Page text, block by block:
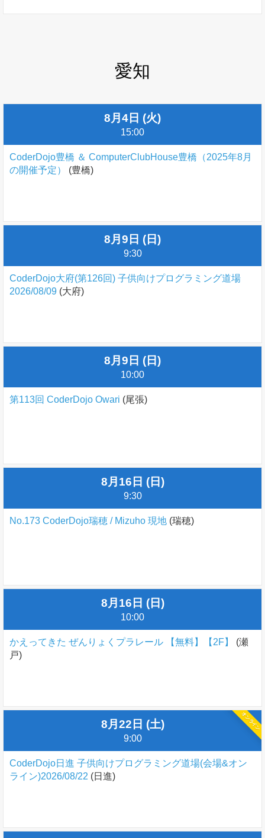
愛知
8月4日 (火)
15:00
CoderDojo豊橋 ＆ ComputerClubHouse豊橋（2025年8月
の開催予定）
(豊橋)
8月9日 (日)
9:30
CoderDojo大府(第126回) 子供向けプログラミング道場
2026/08/09 (大府)
8月9日 (日)
10:00
第113回 CoderDojo Owari (尾張)
8月16日 (日)
9:30
No.173 CoderDojo瑞穂 / Mizuho 現地 (瑞穂)
8月16日 (日)
10:00
かえってきた ぜんりょくプラレール 【無料】【2F】
(瀬
戸)
オンライン
8月22日 (土)
9:00
CoderDojo日進 子供向けプログラミング道場(会場&オン
ライン)2026/08/22 (日進)